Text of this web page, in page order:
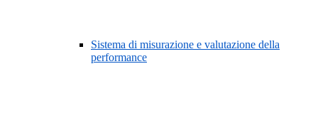
Sistema di misurazione e valutazione della
performance